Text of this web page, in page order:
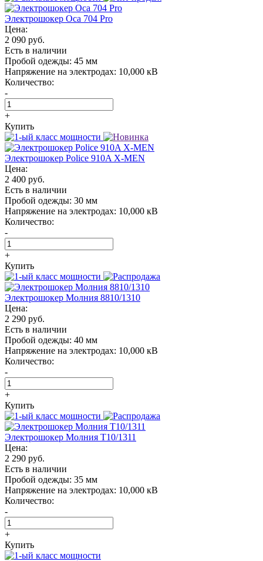
Электрошокер Oса 704 Pro
Цена:
2 090 руб.
Есть в наличии
Пробой одежды: 45 мм
Напряжение на электродах: 10,000 кВ
Количество:
-
+
Купить
Электрошокер Police 910A X-MEN
Цена:
2 400 руб.
Есть в наличии
Пробой одежды: 30 мм
Напряжение на электродах: 10,000 кВ
Количество:
-
+
Купить
Электрошокер Молния 8810/1310
Цена:
2 290 руб.
Есть в наличии
Пробой одежды: 40 мм
Напряжение на электродах: 10,000 кВ
Количество:
-
+
Купить
Электрошокер Молния T10/1311
Цена:
2 290 руб.
Есть в наличии
Пробой одежды: 35 мм
Напряжение на электродах: 10,000 кВ
Количество:
-
+
Купить